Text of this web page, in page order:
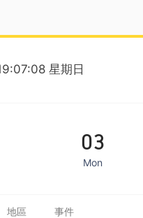
星期日
03
Mon
地區 事件